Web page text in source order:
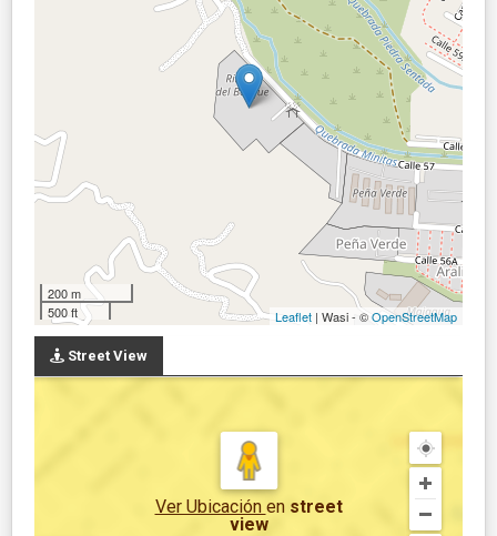
200 m
500 ft
Leaflet | Wasi - ©OpenStreetMap
Street View
Ver Ubicación en street
view